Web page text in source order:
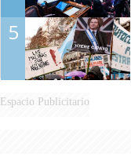
5
Espacio Publicitario